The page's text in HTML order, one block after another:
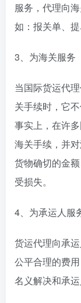
服务，代理向
如：报关单、
3、为海关服务
当国际货运代
关手续时，它
事实上，在许
海关手续，并
货物确切的金
受损失。
4、为承运人服
货运代理向承
公平合理的费
名义解决和承运